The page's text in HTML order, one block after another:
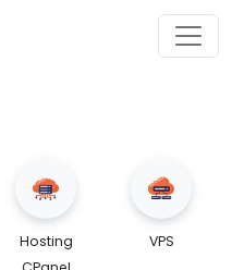
Hosting
VPS